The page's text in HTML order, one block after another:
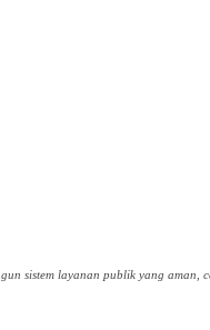
sistem layanan publik yang